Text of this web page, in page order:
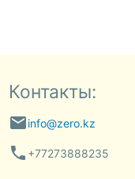
Контакты:
emailinfo@zero.kz
phone +77273888235